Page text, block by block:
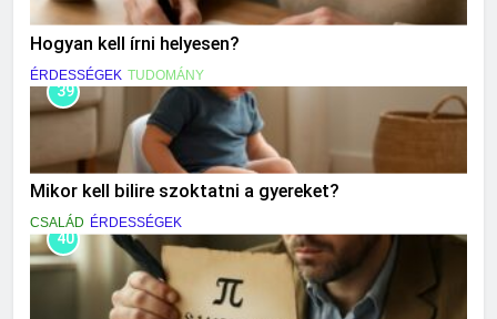
Hogyan kell írni helyesen?
ÉRDESSÉGEK TUDOMÁNY
39
Mikor kell bilire szoktatni a gyereket?
CSALÁD ÉRDESSÉGEK
40